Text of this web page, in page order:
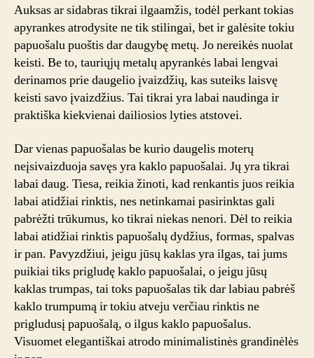
Auksas ar sidabras tikrai ilgaamžis, todėl perkant tokias
apyrankes atrodysite ne tik stilingai, bet ir galėsite tokiu
papuošalu puoštis dar daugybę metų. Jo nereikės nuolat
keisti. Be to, tauriųjų metalų apyrankės labai lengvai
derinamos prie daugelio įvaizdžių, kas suteiks laisvę
keisti savo įvaizdžius. Tai tikrai yra labai naudinga ir
praktiška kiekvienai dailiosios lyties atstovei.
Dar vienas papuošalas be kurio daugelis moterų
neįsivaizduoja savęs yra kaklo papuošalai. Jų yra tikrai
labai daug. Tiesa, reikia žinoti, kad renkantis juos reikia
labai atidžiai rinktis, nes netinkamai pasirinktas gali
pabrėžti trūkumus, ko tikrai niekas nenori. Dėl to reikia
labai atidžiai rinktis papuošalų dydžius, formas, spalvas
ir pan. Pavyzdžiui, jeigu jūsų kaklas yra ilgas, tai jums
puikiai tiks prigludę kaklo papuošalai, o jeigu jūsų
kaklas trumpas, tai toks papuošalas tik dar labiau pabrėš
kaklo trumpumą ir tokiu atveju verčiau rinktis ne
prigludusį papuošalą, o ilgus kaklo papuošalus.
Visuomet elegantiškai atrodo minimalistinės grandinėlės